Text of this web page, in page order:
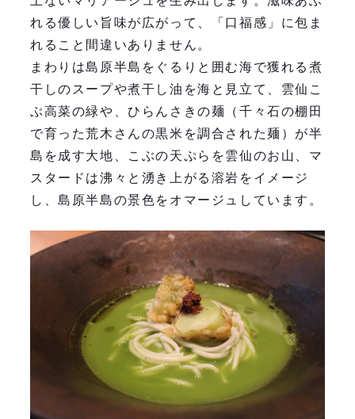
れる優しい旨味が広がって、「口福感」に包ま
れること間違いありません。
まわりは島原半島をぐるりと囲む海で獲れる煮
干しのスープや煮干し油を海と見立て、雲仙こ
ぶ高菜の緑や、ひらんさきの麺（千々石の棚田
で育った荒木さんの黒米を調合された麺）が半
島を成す大地、こぶの天ぷらを雲仙のお山、マ
スタードは沸々と湧き上がる溶岩をイメージ
し、島原半島の景色をオマージュしています。